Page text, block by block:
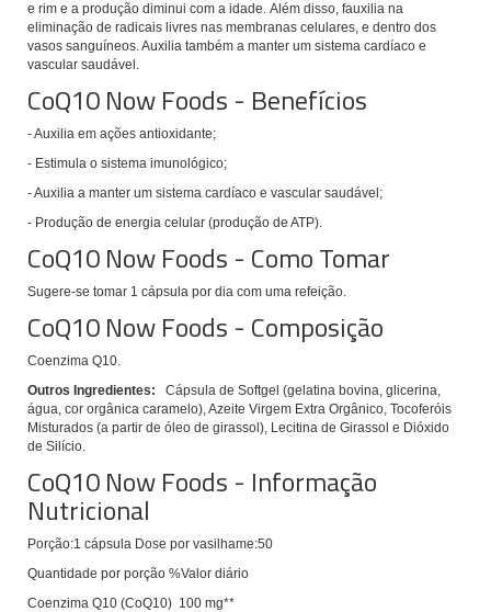
e rim e a produção diminui com a idade. Além disso, fauxilia na
eliminação de radicais livres nas membranas celulares, e dentro dos
vasos sanguíneos. Auxilia também a manter um sistema cardíaco e
vascular saudável.
CoQ10 Now Foods - Benefícios
- Auxilia em ações antioxidante;
- Estimula o sistema imunológico;
- Auxilia a manter um sistema cardíaco e vascular saudável;
- Produção de energia celular (produção de ATP).
CoQ10 Now Foods - Como Tomar
Sugere-se tomar 1 cápsula por dia com uma refeição.
CoQ10 Now Foods - Composição
Coenzima Q10.
Outros Ingredientes:
Cápsula de Softgel (gelatina bovina, glicerina,
água, cor orgânica caramelo), Azeite Virgem Extra Orgânico, Tocoferóis
Misturados (a partir de óleo de girassol), Lecitina de Girassol e Dióxido
de Silício.
CoQ10 Now Foods - Informação
Nutricional
Porção:1 cápsula Dose por vasilhame:50
Quantidade por porção %Valor diário
Coenzima Q10 (CoQ10) 100 mg**